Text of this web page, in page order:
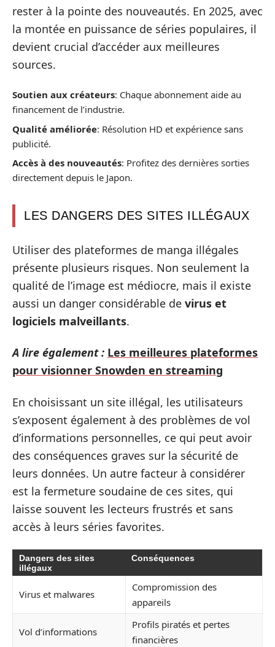
rester à la pointe des nouveautés. En 2025, avec
la montée en puissance de séries populaires, il
devient crucial d’accéder aux meilleures
sources.
Soutien aux créateurs: Chaque abonnement aide au
financement de l’industrie.
Qualité améliorée: Résolution HD et expérience sans
publicité.
Accès à des nouveautés: Profitez des dernières sorties
directement depuis le Japon.
LES DANGERS DES SITES ILLÉGAUX
Utiliser des plateformes de manga illégales
présente plusieurs risques. Non seulement la
qualité de l’image est médiocre, mais il existe
aussi un danger considérable de virus et
logiciels malveillants.
A lire également : Les meilleures plateformes
pour visionner Snowden en streaming
En choisissant un site illégal, les utilisateurs
s’exposent également à des problèmes de vol
d’informations personnelles, ce qui peut avoir
des conséquences graves sur la sécurité de
leurs données. Un autre facteur à considérer
est la fermeture soudaine de ces sites, qui
laisse souvent les lecteurs frustrés et sans
accès à leurs séries favorites.
Dangers des sites
illégaux
Conséquences
Virus et malwares
Compromission des
appareils
Vol d’informations
Profils piratés et pertes
financières